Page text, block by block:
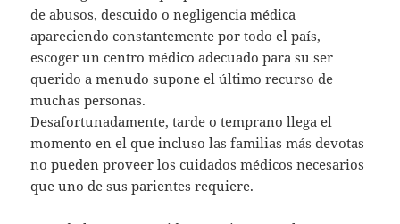
de abusos, descuido o negligencia médica
apareciendo constantemente por todo el país,
escoger un centro médico adecuado para su ser
querido a menudo supone el último recurso de
muchas personas.
Desafortunadamente, tarde o temprano llega el
momento en el que incluso las familias más devotas
no pueden proveer los cuidados médicos necesarios
que uno de sus parientes requiere.